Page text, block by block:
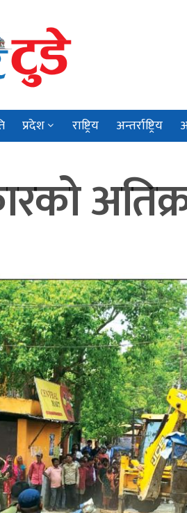
प्रदेश राष्ट्रिय अन्तर्राष्ट्रिय